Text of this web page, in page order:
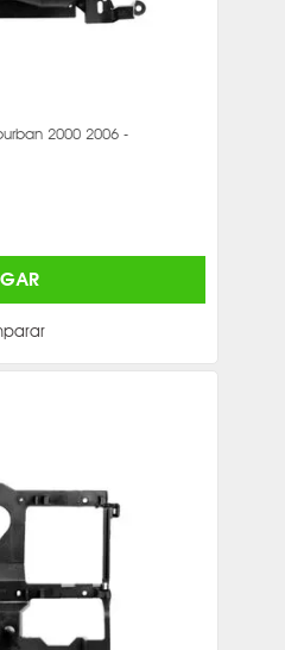
2000 2006 -